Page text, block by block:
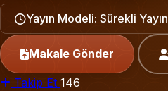
Yayın Modeli: Sürekli Yayın
Makale Gönder
Takip Et 146